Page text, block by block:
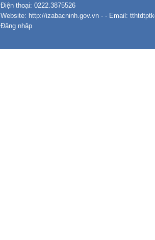
Điện thoại: 0222.3875526
Website: http://izabacninh.gov.vn - - Email:
Đăng nhập